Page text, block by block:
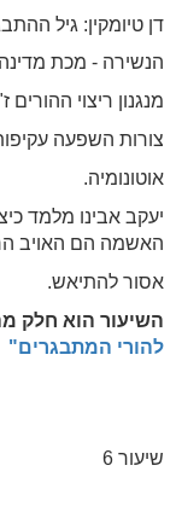
דן טיומקין: גיל
הנשירה - מכת
מנגנון ריצוי
צורות השפעה
אוטונומיה.
יעקב אבינו מלמד
האשמה הם האויב
אסור להתיאש.
השיעור הוא חלק
להורי המתבגרים"
שיעור 6